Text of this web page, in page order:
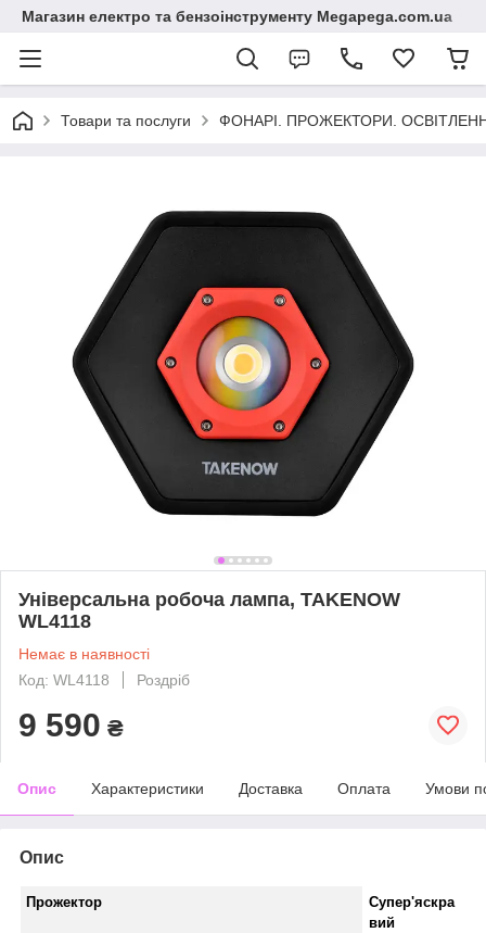
Магазин електро та бензоінструменту Megapega.com.ua
Товари та послуги ФОНАРІ. ПРОЖЕКТОРИ.
Універсальна робоча лампа, TAKENOW
WL4118
Немає в наявності
Код: WL4118
Роздріб
9 590 ₴
Опис Характеристики Доставка Оплата Умови
Опис
Прожектор
Супер'яскра
вий